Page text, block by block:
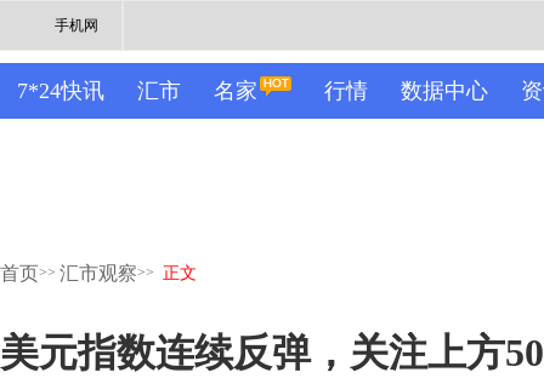
手机网
7*24快讯 汇市 名家 行情 数据中心
首页>> 汇市观察>> 正文
美元指数连续反弹，关注上方